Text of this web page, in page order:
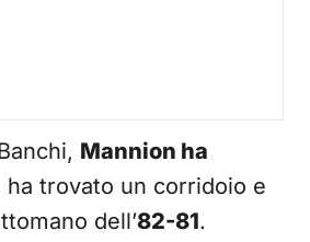
Mannion ha
ha trovato un corridoio e
dell’82-81.